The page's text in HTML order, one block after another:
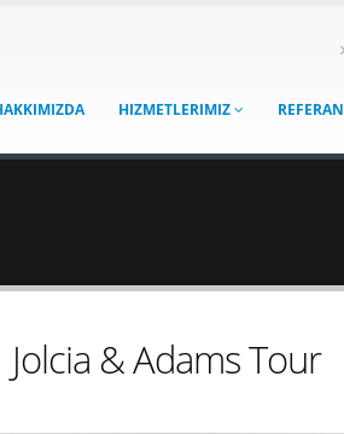
HIZMETLERIMIZ
Jolcia & Adams Tour